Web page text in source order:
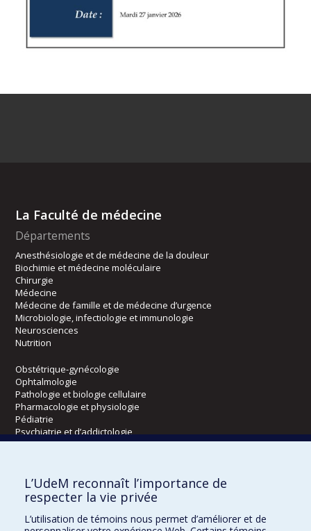
La Faculté de médecine
Départements
Anesthésiologie et de médecine de la douleur
Biochimie et médecine moléculaire
Chirurgie
Médecine
Médecine de famille et de médecine d’urgence
Microbiologie, infectiologie et immunologie
Neurosciences
Nutrition
Obstétrique-gynécologie
Ophtalmologie
Pathologie et biologie cellulaire
Pharmacologie et physiologie
Pédiatrie
Psychiatrie et d’addictologie
Radiologie, radio-oncologie et médecine nucléaire
Écoles
Orthophonie et audiologie
L’UdeM reconnaît l’importance de
respecter la vie privée
L’utilisation de témoins nous permet d’améliorer et de